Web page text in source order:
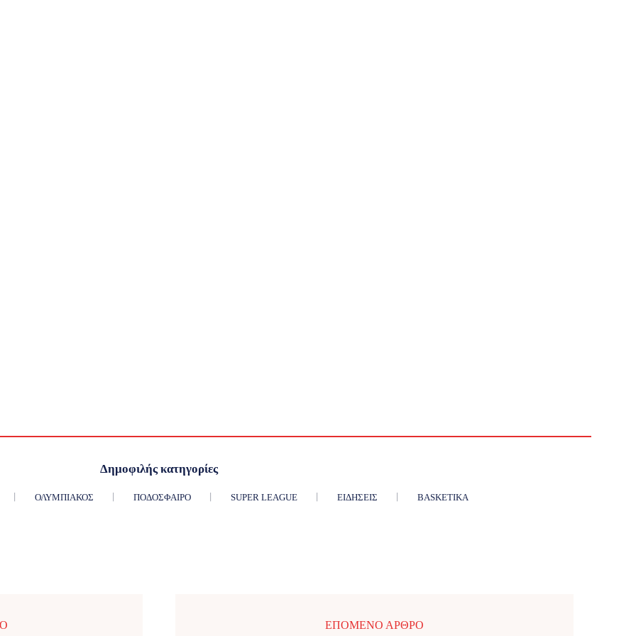
Δημοφιλής κατηγορίες
ΟΛΥΜΠΙΑΚΌΣ ΠΟΔΌΣΦΑΙΡΟ SUPER LEAGUE ΕΙΔΉΣΕΙΣ BASKETIKA
ΕΠΌΜΕΝΟ ΆΡΘΡΟ